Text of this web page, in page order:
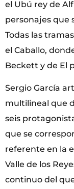
el Ubú rey de
personajes que
Todas las
el Caballo,
Beckett y de El
Sergio García
multilineal que
seis
que se
referente en la
Valle de los
continuo del